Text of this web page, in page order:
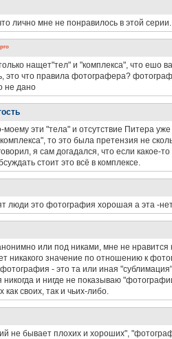
лично мне не понравилось в этой
нащет"тел" и "комплекса", что ешо
это что правила фотографера?
не дано
моему эти "тела" и отсутствие Питера
то это была претензия не
я сам догадался, что если
стоит это всё в комплексе.
люди это фотография хорошая а эта -
или под никами, мне не
никакого значение по отношению к
- это та или иная
и нигде не показываю
своих, так и чьих-либо.
не бывает плохих и хороших",